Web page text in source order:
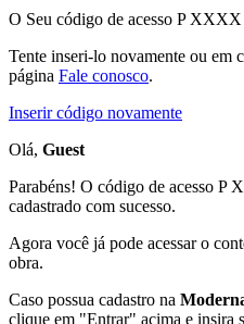
O Seu código de acesso P
Tente inseri-lo novamente ou em
página Fale conosco.
Inserir código novamente
Olá, Guest
Parabéns! O código de acesso
cadastrado com sucesso.
Agora você já pode acessar o
obra.
Caso possua cadastro na
clique em "Entrar" acima e insira